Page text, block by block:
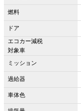
燃料
ドア
エコカー減税
対象車
ミッション
過給器
車体色